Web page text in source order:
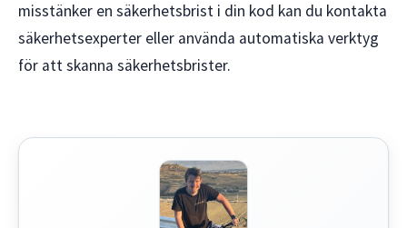
misstänker en säkerhetsbrist i din kod kan du kontakta
säkerhetsexperter eller använda automatiska verktyg
för att skanna säkerhetsbrister.